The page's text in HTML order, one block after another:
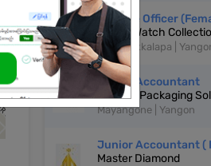
Finance Officer
Marvis Watch
South Okkalapa |
Junior Accountant
Alliance Packaging
Mayangone | Yangon
Junior Accountant (
Master Diamond